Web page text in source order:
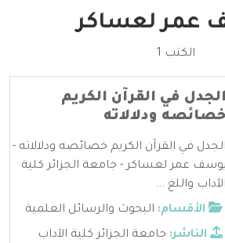
عمر لعساكر
الكتب 1
الجدل في القرآن الكريم
خصائصه ودلالاته
الجدل في القرآن الكريم خصائصه ودلالاته -
يوسف عمر لعساكر - جامعة الجزائر كلية
الآداب واللغ ...
الأقسام: البحوث والرسائل العلمية
الناشر: جامعة الجزائر كلية الآداب